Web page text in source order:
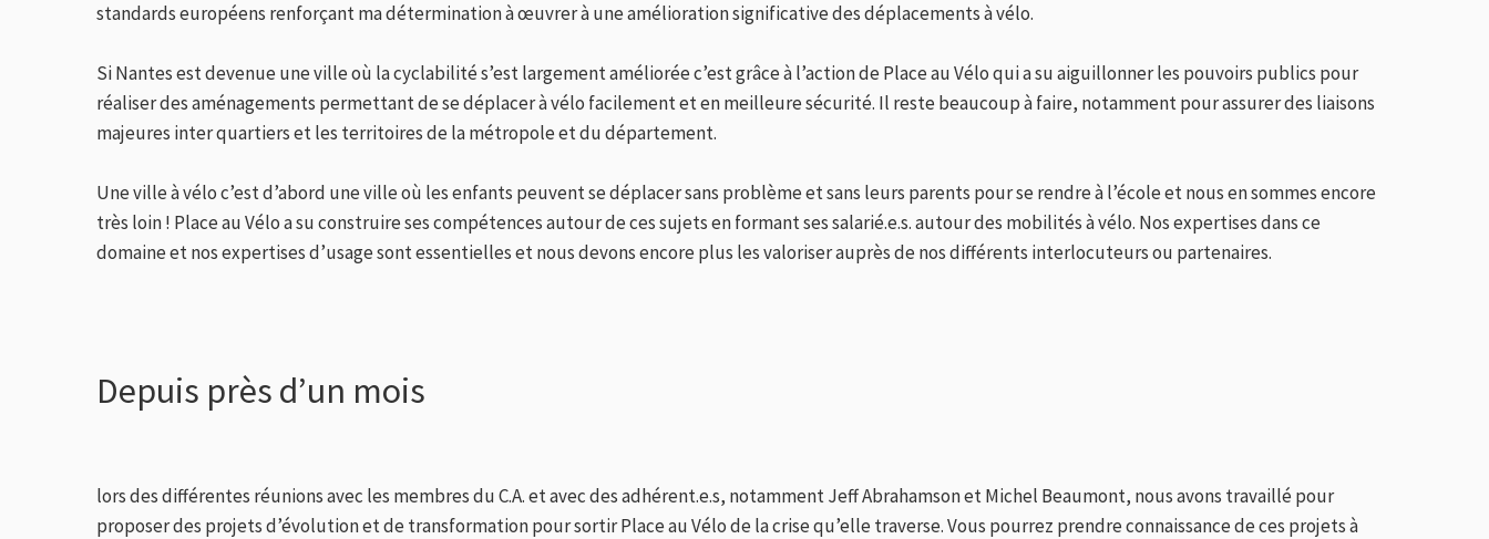
standards européens renforçant ma détermination à œuvrer à une amélioration significative des déplacements à vélo.
Si Nantes est devenue une ville où la cyclabilité s’est largement améliorée c’est grâce à l’action de Place au Vélo qui a su aiguillonner les pouvoirs publics pour
réaliser des aménagements permettant de se déplacer à vélo facilement et en meilleure sécurité. Il reste beaucoup à faire, notamment pour assurer des liaisons
majeures inter quartiers et les territoires de la métropole et du département.
Une ville à vélo c’est d’abord une ville où les enfants peuvent se déplacer sans problème et sans leurs parents pour se rendre à l’école et nous en sommes encore
très loin ! Place au Vélo a su construire ses compétences autour de ces sujets en formant ses salarié.e.s. autour des mobilités à vélo. Nos expertises dans ce
domaine et nos expertises d’usage sont essentielles et nous devons encore plus les valoriser auprès de nos différents interlocuteurs ou partenaires.
Depuis près d’un mois
lors des différentes réunions avec les membres du C.A. et avec des adhérent.e.s, notamment Jeff Abrahamson et Michel Beaumont, nous avons travaillé pour
proposer des projets d’évolution et de transformation pour sortir Place au Vélo de la crise qu’elle traverse. Vous pourrez prendre connaissance de ces projets à